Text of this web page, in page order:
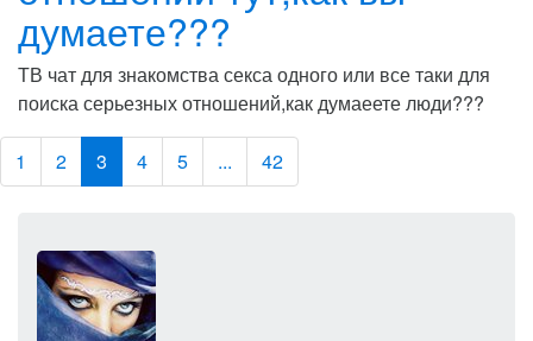
думаете???
ТВ чат для знакомства секса одного или все таки для
поиска серьезных отношений,как думаеете люди???
1 2 3 4 5 ... 42